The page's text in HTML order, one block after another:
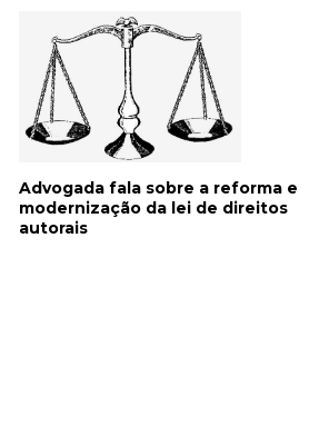
Advogada fala sobre a reforma e
modernização da lei de direitos
autorais